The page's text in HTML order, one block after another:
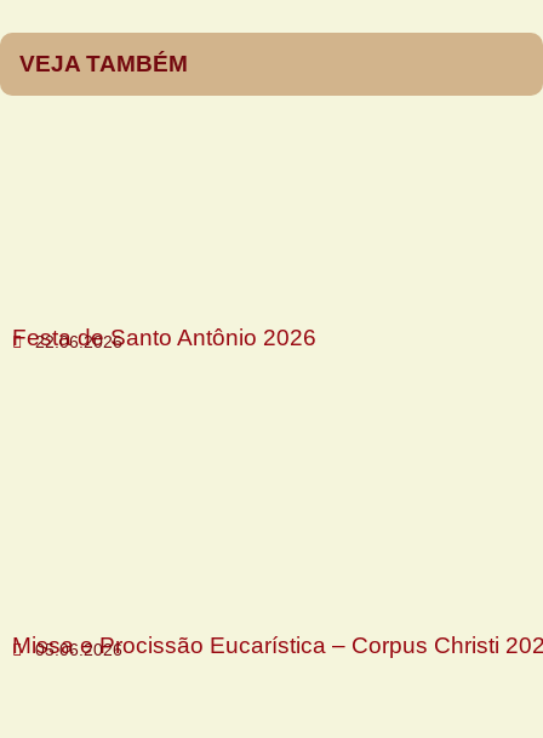
VEJA TAMBÉM
Festa de Santo Antônio 2026
22.06.2026
Missa e Procissão Eucarística – Corpus Christi
05.06.2026